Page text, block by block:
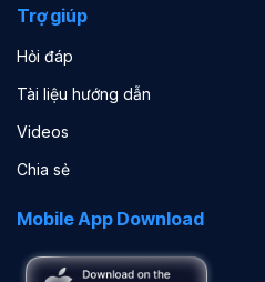
Trợ giúp
Hỏi đáp
Tài liệu hướng dẫn
Videos
Chia sẻ
Mobile App Download